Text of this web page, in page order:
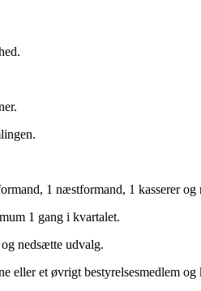
1 næstformand, 1 kasserer og
1 gang i kvartalet.
nedsætte udvalg.
eller et øvrigt bestyrelsesmedlem